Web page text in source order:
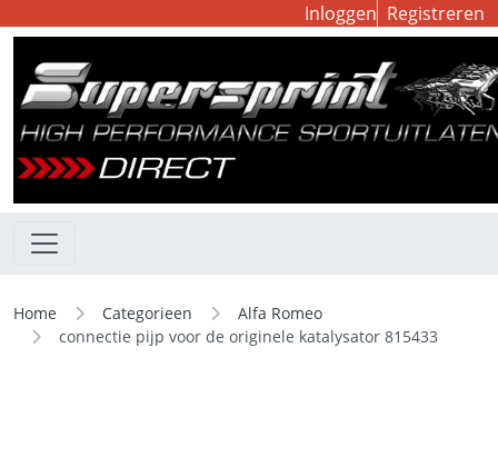
Inloggen Registreren
Home Categorieen
Alfa Romeo
connectie pijp voor de originele katalysator 815433